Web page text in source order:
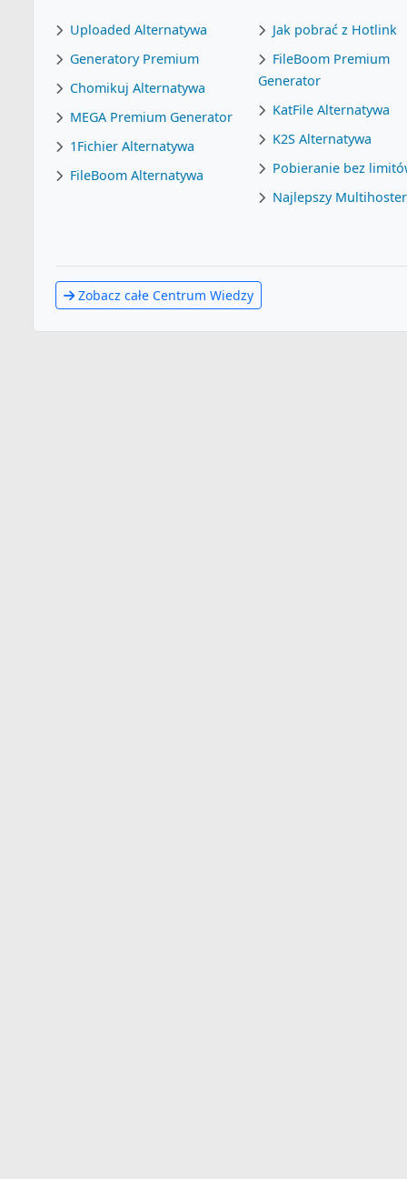
Uploaded Alternatywa
Generatory Premium
Chomikuj Alternatywa
MEGA Premium Generator
1Fichier Alternatywa
FileBoom Alternatywa
Jak pobrać z Hotlink
FileBoom Premium
Generator
KatFile Alternatywa
K2S Alternatywa
Pobieranie bez
Najlepszy Multihoster
Zobacz całe Centrum Wiedzy